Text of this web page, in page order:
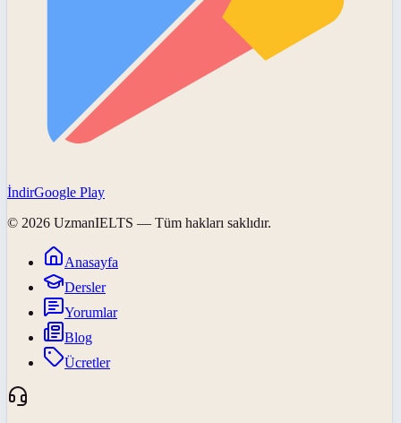
İndirGoogle Play
© 2026 UzmanIELTS — Tüm hakları saklıdır.
Anasayfa
Dersler
Yorumlar
Blog
Ücretler